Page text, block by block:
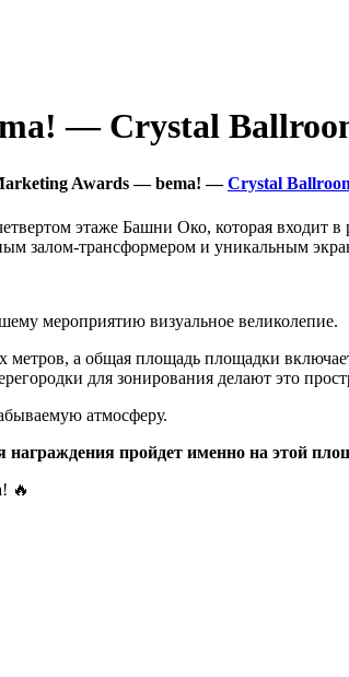
— Crystal
Awards — bema! —Crystal
этаже Башни Око, которая входит
залом-трансформером и уникальным
мероприятию визуальное великолепие.
метров, а общая площадь площадки
для зонирования делают это
атмосферу.
пройдет именно на этой
🔥